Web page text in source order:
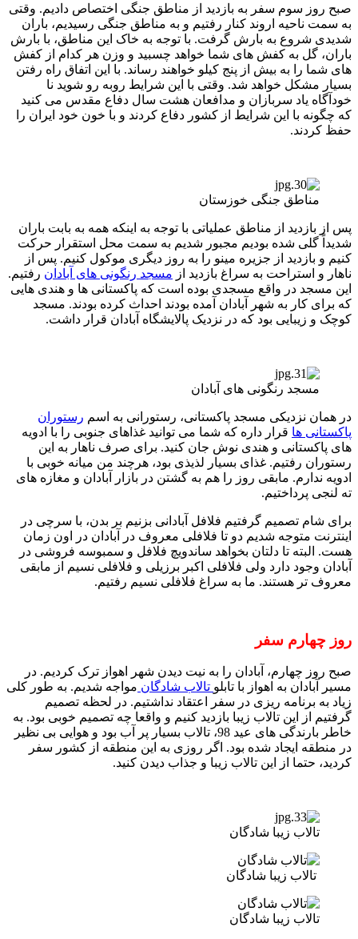
صبح روز سوم سفر به بازدید از مناطق جنگی اختصاص دادیم. وقتی
به سمت ناحیه اروند کنار رفتیم و به مناطق جنگی رسیدیم، باران
شدیدی شروع به بارش گرفت. با توجه به خاک این مناطق، با بارش
باران، گل به کفش های شما خواهد چسبید و وزن هر کدام از کفش
های شما را به بیش از پنج کیلو خواهند رساند. با این اتفاق راه رفتن
بسیار مشکل خواهد شد. وقتی با این شرایط روبه رو شوید نا
خودآگاه یاد سربازان و مدافعان هشت سال دفاع مقدس می کنید
که چگونه با این شرایط از کشور دفاع کردند و با خون خود ایران را
حفظ کردند.
مناطق جنگی خوزستان
پس از بازدید از مناطق عملیاتی با توجه به اینکه همه به بابت باران
شدیداً گلی شده بودیم مجبور شدیم به سمت محل استقرار حرکت
کنیم و بازدید از جزیره مینو را به روز دیگری موکول کنیم. پس از
ناهار و استراحت به سراغ بازدید از مسجد رنگونی های آبادان رفتیم.
این مسجد در واقع مسجدی بوده است که پاکستانی ها و هندی هایی
که برای کار به شهر آبادان آمده بودند احداث کرده بودند. مسجد
کوچک و زیبایی بود که در نزدیک پالایشگاه آبادان قرار داشت.
مسجد رنگونی های آبادان
در همان نزدیکی مسجد پاکستانی، رستورانی به اسم رستوران
پاکستانی ها قرار داره که شما می توانید غذاهای جنوبی را با ادویه
های پاکستانی و هندی نوش جان کنید. برای صرف ناهار به این
رستوران رفتیم. غذای بسیار لذیذی بود، هرچند من میانه خوبی با
ادویه ندارم. مابقی روز را هم به گشتن در بازار آبادان و مغازه های
ته لنجی پرداختیم.
برای شام تصمیم گرفتیم فلافل آبادانی بزنیم بر بدن، با سرچی در
اینترنت متوجه شدیم دو تا فلافلی معروف در آبادان در اون زمان
هست. البته تا دلتان بخواهد ساندویچ فلافل و سمبوسه فروشی در
آبادان وجود دارد ولی فلافلی اکبر برزیلی و فلافلی نسیم از مابقی
معروف تر هستند. ما به سراغ فلافلی نسیم رفتیم.
روز چهارم سفر
صبح روز چهارم، آبادان را به نیت دیدن شهر اهواز ترک کردیم. در
مسیر آبادان به اهواز با تابلو تالاب شادگان مواجه شدیم. به طور کلی
زیاد به برنامه ریزی در سفر اعتقاد نداشتیم. در لحظه تصمیم
گرفتیم از این تالاب زیبا بازدید کنیم و واقعا چه تصمیم خوبی بود. به
خاطر بارندگی های عید 98، تالاب بسیار پر آب بود و هوایی بی نظیر
در منطقه ایجاد شده بود. اگر روزی به این منطقه از کشور سفر
کردید، حتما از این تالاب زیبا و جذاب دیدن کنید.
تالاب زیبا شادگان
تالاب زیبا شادگان
تالاب زیبا شادگان